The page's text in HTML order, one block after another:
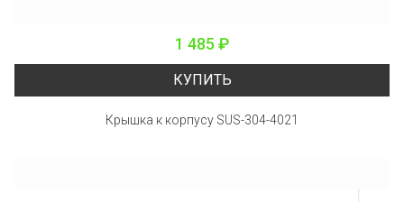
1 485 ₽
КУПИТЬ
Крышка к корпусу SUS-304-4021